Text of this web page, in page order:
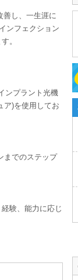
善し、一生涯に
ンフェクション
。
ンプラント光機
ア)を使用してお
までのステップ
験、能力に応じ